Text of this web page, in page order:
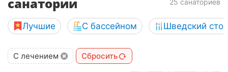
25 санаториев
Лучшие С бассейном Шведский стол
С лечением Сбросить